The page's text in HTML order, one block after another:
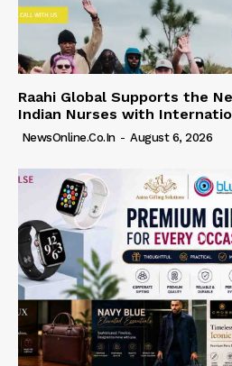
Raahi Global Supports the
Indian Nurses with
NewsOnline.co.in - August 6, 2026